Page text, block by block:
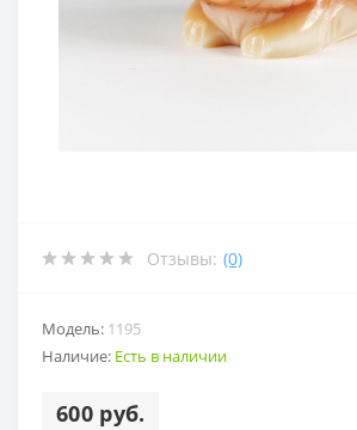
Отзывы: (0)
Модель: 1195
Наличие: Есть в наличии
600 руб.